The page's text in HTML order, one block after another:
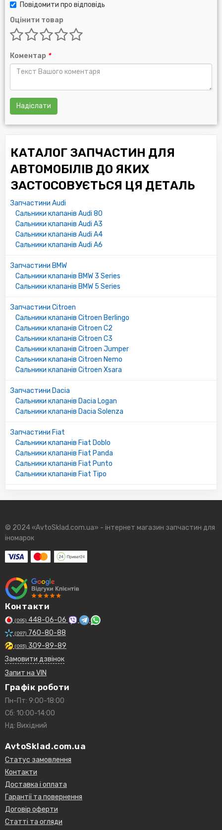
Повідомити про відповідь
Оцінити товар
Коментар *
Надіслати
КАТАЛОГ ЗАПЧАСТИН ДЛЯ
АВТОМОБІЛІВ ДО ЯКИХ
ЗАСТОСОВУЄТЬСЯ ЦЯ ДЕТАЛЬ
Запчастини Audi
Сальники клапанів Audi 80
Сальники клапанів Audi A3
Сальники клапанів Audi A4
Сальники клапанів Audi A6
Запчастини BMW
Сальники клапанів BMW 3 Series
Сальники клапанів BMW 5 Series
Запчастини Citroen
Сальники клапанів Citroen Berlingo
Сальники клапанів Citroen C2
Сальники клапанів Citroen C3
Сальники клапанів Citroen Jumper
Сальники клапанів Citroen Nemo
Сальники клапанів Citroen Xsara
Запчастини Dacia
Сальники клапанів Dacia Logan
Сальники клапанів Dacia Solenza
Запчастини Fiat
Сальники клапанів Fiat Doblo
Сальники клапанів Fiat Panda
Сальники клапанів Fiat Punto
Сальники клапанів Fiat Tipo
© 2024 «AvtoSklad.com.ua» - інтернет магазин запчастин для
іномарок
Контакти
(095) 448-06-06
(097) 760-80-88
(093) 309-89-89
Замовити дзвінок
Запит на VIN
Графік роботи
Пн-Пт: 9:00-18:00
Сб: 10:00-14:00
Нд: Вихідний
AvtoSklad.com.ua
Статус замовлення
Контакти
Доставка і оплата
Гарантії та повернення
Договір оферти
Статті та огляди